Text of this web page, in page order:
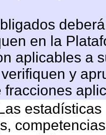
en la
aplicables a
y
fracciones